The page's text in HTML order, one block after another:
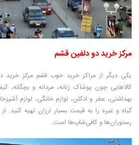
مرکز خرید دو دلفین قشم
یکی دیگر از مراکز خرید خوب قشم مرکز خرید
کالاهایی چون پوشاک زنانه، مردانه و
بهداشتی، عطر و ادکلن، لوازم خانگی، لوازم
گیاه و غیره را به قیمت بسیار ارزان تهیه کنید.
رستوران‌ها و کافی‌شاپ‌ها است.